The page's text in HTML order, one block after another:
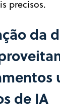
precisos.
da
de IA